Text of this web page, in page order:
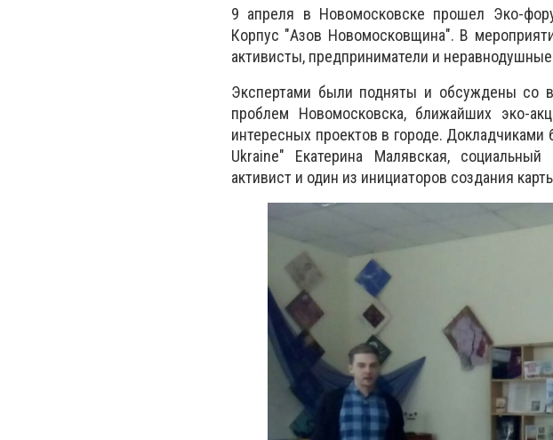
9 апреля в Новомосковске прошел Эко-
Корпус "Азов Новомосковщина". В
активисты, предприниматели и
Экспертами были подняты и обсуждены со
проблем Новомосковска, ближайших
интересных проектов в городе.
Ukrаine" Екатерина Малявская,
активист и один из инициаторов создания